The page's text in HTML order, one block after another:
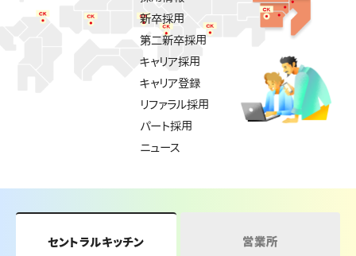
新卒採用
第二新卒採用
キャリア採用
キャリア登録
リファラル採用
パート採用
ニュース
セントラルキッチン 営業所